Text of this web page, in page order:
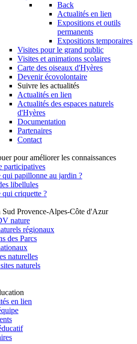
Back
Actualités en lien
Expositions et outils
permanents
Expositions temporaires
Visites pour le grand public
Visites et animations scolaires
Carte des oiseaux d'Hyères
Devenir écovolontaire
Suivre les actualités
Actualités en lien
Actualités des espaces naturels
d'Hyères
Documentation
Partenaires
Contact
pour améliorer les connaissances
participatives
qui papillonne au jardin ?
libellules
qui criquette ?
Sud Provence-Alpes-Côte d'Azur
nature
régionaux
des Parcs
naturelles
naturels
en lien